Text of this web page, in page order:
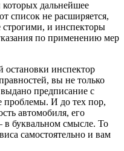
дальнейшее
список не расширяется,
строгими, и инспекторы
по применению мер
остановки инспектор
вы не только
предписание с
проблемы. И до тех пор,
автомобиля, его
в буквальном смысле. То
самостоятельно и вам